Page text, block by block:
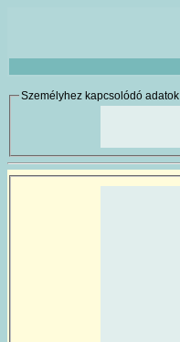
Személyhez kapcsolódó adatok